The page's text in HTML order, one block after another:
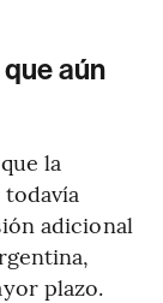
aún
la
adicional
plazo.